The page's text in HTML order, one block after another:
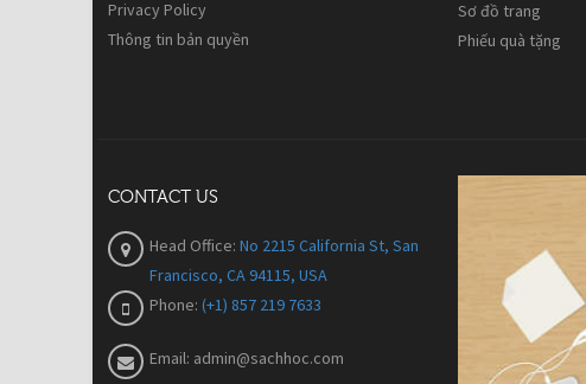
Privacy Policy
Thông tin bản quyền
Sơ đồ trang
Phiếu quà tặng
CONTACT US
Head Office: No 2215 California St, San
Francisco, CA 94115, USA
Phone: (+1) 857 219 7633
Email: admin@sachhoc.com